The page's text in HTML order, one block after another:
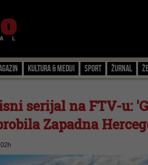
Kultura & Mediji Sport Žurnal
serijal na FTV-u:
Zapadna